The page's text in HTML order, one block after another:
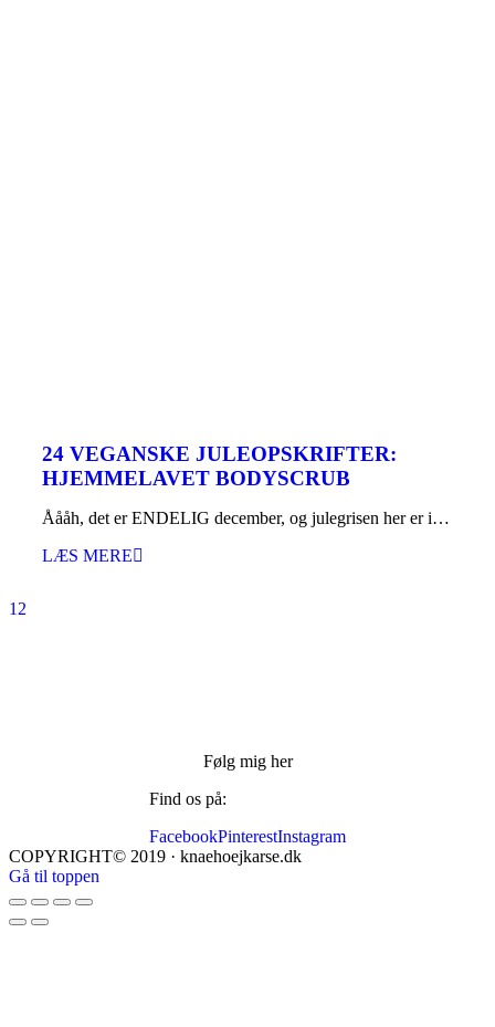
24 VEGANSKE JULEOPSKRIFTER:
HJEMMELAVET BODYSCRUB
Åååh, det er ENDELIG december, og julegrisen her er i…
LÆS MERE
1 2
Følg mig her
Find os på:
FacebookPinterestInstagram
COPYRIGHT© 2019 · knaehoejkarse.dk
Gå til toppen